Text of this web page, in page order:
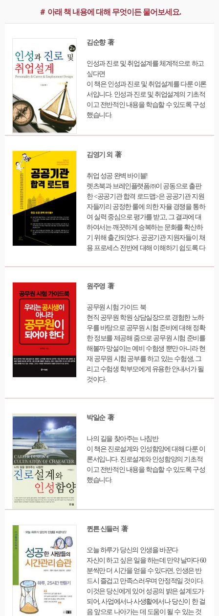
＃ 아래 책 내용에 대해 무엇이든 물어보세요.
김순향 著
인성과 진로 및 취업설계를 체계적으로 하고
싶다면
이 책은 인성과 진로 및 취업설계를 다룬 이론
서입니다. 인성과 진로 및 취업설계의 기초적
이고 전반적인 내용을 학습할 수 있도록 구성
했습니다.
김영기 외 著
취업 성공 완벽 바이블!
렛츠북과 브레인플랫폼㈜이 공동으로 출판
한 <공공기관 합격 로드맵>은 공공기관 지원
자들끼리 공정한 룰에 의한 자율 경쟁을 통하
여 실력 중심으로 평가를 받고, 그 결과에 대
하여서는 깨끗하게 승복하는 문화를 확산하
기 위해 출간되었다. 공공기관 지원자들이 채
용 프로세스 전반에 대해 이해하기 쉽도록 다
공공기관의 채용 프로세스, 21세기 공공기관
자기소개서, 직무 기술서를 작성하는 요령과
채용 과정에 대한 정보로 구성하였고, 중반부
에서는 공기업 및 금융기관의 면접 전략, 지원
자의 이미지메이킹, 실전 면접 팁, 인성 면접,
팀 과제 수행 면접, 직무 면접, PT 발표 면접,
집단 토론 면접 등 면접 기법 및 전략에 대한
내용을 다루었으며 후반부에는 NCS 기반의
직무별 실전 면접 전략을 소개하고 역량 중심
의 면접 기법과 면접에서 가장 중요한 커뮤니
원주영 著
공무원 시험 가이드 북
현직 공무원 학원 상담실장으로 경험한 노하
우를 바탕으로 공무원 시험 준비에 대해 정확
한 정보를 제공해 줌으로 공무원 시험 준비를
해볼까 망설이는 예비 수험생 뿐만 아니라 현
재 공무원 시험 공부를 하고 있는 수험생, 그
리고 수험생 학부모에게 유용한 안내서가 될
것이다.
박일순 著
나의 길을 찾아주는 나침반
이 책은 진로설계와 인성함양에 대해 다룬 이
론서입니다. 진로설계와 인성함양의 기초적
이고 전반적인 내용을 학습할 수 있도록 구성
했습니다.
퀸튼 신들러 著
오늘 하루가 당신의 인생을 바꾼다
자신이 하고 싶은 일을 하는데 만약 날마다 60
분씩만 더 시간을 얻을 수 있다면, 인생은 반
드시 즐겁고 만족스러우며 안정적일 것이다.
이것은 당신에게 있어 성공의 밝은 설계도가
되어, 사업에서나 사생활에서나 당신이 한 걸
음 앞으로 나아가는 데 도움이 될 수 있는 것